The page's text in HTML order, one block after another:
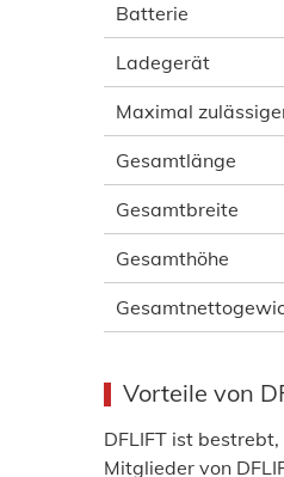
Batterie
Ladegerät
Maximal
Gesamtlänge
Gesamtbreite
Gesamthöhe
Vorteile von
DFLIFT ist
Mitglieder von